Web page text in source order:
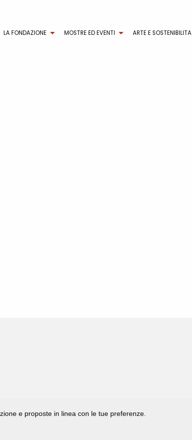
LA FONDAZIONE MOSTRE ED EVENTI ARTE E SOSTENIBILITA
e proposte in linea con le tue preferenze.